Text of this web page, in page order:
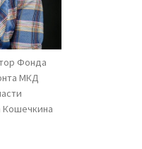
Фонда
МКД
Кошечкина